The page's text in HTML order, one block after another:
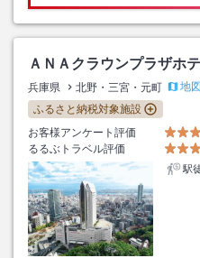
ＡＮＡクラウンプラザ
兵庫県 北野・三宮・元町
地図
ふるさと納税対象施設
お客様アンケート評価
るるぶトラベル評価
駅